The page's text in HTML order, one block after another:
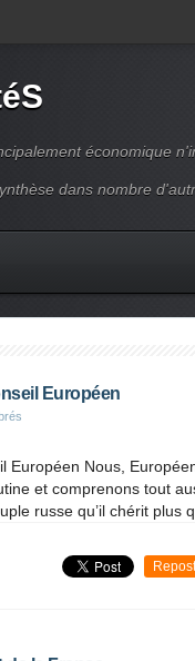
économique
dans nombre
Européen
Européen Nous,
et comprenons tout
russe qu’il chérit plus
Repost